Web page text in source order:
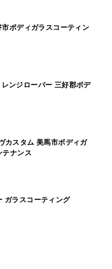
ボディガラスコーティン
ンジローバー 三好郡ボデ
カスタム 美馬市ボディガ
テナンス
ガラスコーティング